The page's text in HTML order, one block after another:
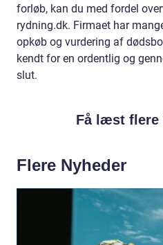
forløb, kan du med fordel
rydning.dk. Firmaet har
opkøb og vurdering af
kendt for en ordentlig og
slut.
Få læst
Flere Nyheder